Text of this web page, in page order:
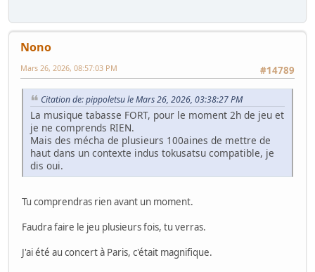
Nono
#14789
Mars 26, 2026, 08:57:03 PM
Citation de: pippoletsu le Mars 26, 2026, 03:38:27 PM
La musique tabasse FORT, pour le moment 2h de jeu et
je ne comprends RIEN.
Mais des mécha de plusieurs 100aines de mettre de
haut dans un contexte indus tokusatsu compatible, je
dis oui.
Tu comprendras rien avant un moment.
Faudra faire le jeu plusieurs fois, tu verras.
J'ai été au concert à Paris, c'était magnifique.